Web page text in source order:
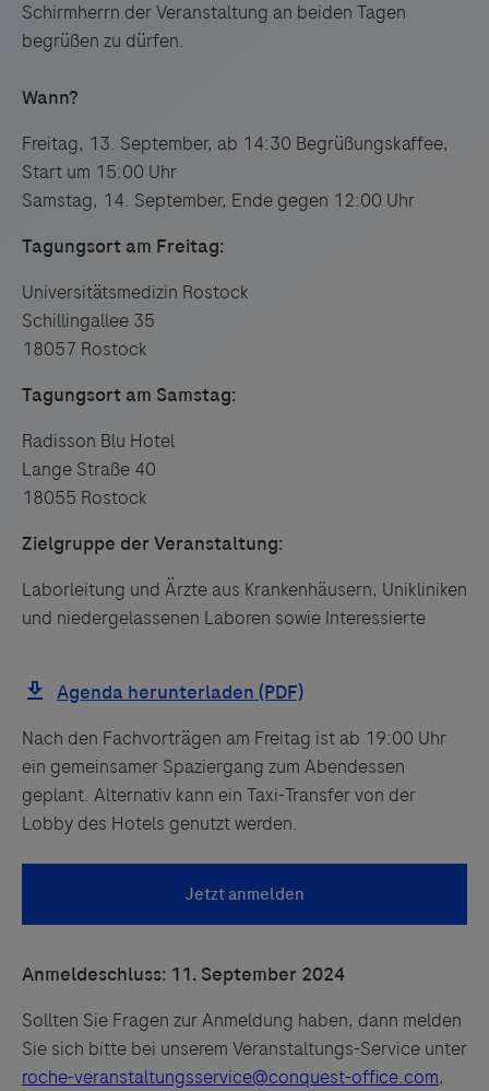
Schirmherrn der Veranstaltung an beiden Tagen
begrüßen zu dürfen.
Wann?
Freitag, 13. September, ab 14:30 Begrüßungskaffee,
Start um 15:00 Uhr
Samstag, 14. September, Ende gegen 12:00 Uhr
Tagungsort am Freitag:
Universitätsmedizin Rostock
Schillingallee 35
18057 Rostock
Tagungsort am Samstag:
Radisson Blu Hotel
Lange Straße 40
18055 Rostock
Zielgruppe der Veranstaltung:
Laborleitung und Ärzte aus Krankenhäusern, Unikliniken
und niedergelassenen Laboren sowie Interessierte
Nach den Fachvorträgen am Freitag ist ab 19:00 Uhr
ein gemeinsamer Spaziergang zum Abendessen
geplant. Alternativ kann ein Taxi-Transfer von der
Lobby des Hotels genutzt werden.
Anmeldeschluss: 11. September 2024
Sollten Sie Fragen zur Anmeldung haben, dann melden
Sie sich bitte bei unserem Veranstaltungs-Service unter
roche-veranstaltungsservice@conquest-office.com,
Links zu Websites Dritter werden im Sinne des
Servicegedankens angeboten. Der Herausgeber äußert
keine Meinung über den Inhalt von Websites Dritter und
lehnt ausdrücklich jegliche Verantwortung für